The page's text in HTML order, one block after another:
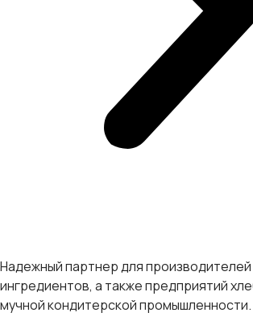
Надежный партнер для производителей
ингредиентов, а также предприятий
мучной кондитерской промышленности.